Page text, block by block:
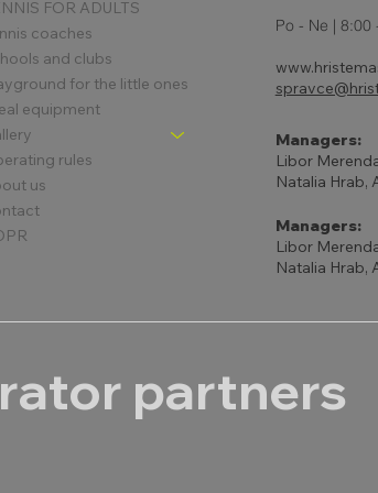
FOR ADULTS
coaches
and clubs
for the little ones
equipment
rules
us
Po - Ne | 8:00
Managers:
Libor
Natalia Hrab,
Managers:
Libor
Natalia Hrab,
partners